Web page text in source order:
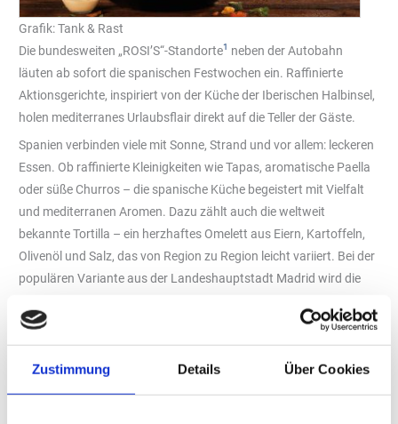
Zustimmung Details Über Cookies
Grafik: Tank & Rast
Die bundesweiten „ROSI’S“-Standorte1 neben der Autobahn
läuten ab sofort die spanischen Festwochen ein. Raffinierte
Aktionsgerichte, inspiriert von der Küche der Iberischen Halbinsel,
holen mediterranes Urlaubsflair direkt auf die Teller der Gäste.
Spanien verbinden viele mit Sonne, Strand und vor allem: leckeren
Essen. Ob raffinierte Kleinigkeiten wie Tapas, aromatische Paella
oder süße Churros – die spanische Küche begeistert mit Vielfalt
und mediterranen Aromen. Dazu zählt auch die weltweit
bekannte Tortilla – ein herzhaftes Omelett aus Eiern, Kartoffeln,
Olivenöl und Salz, das von Region zu Region leicht variiert. Bei der
populären Variante aus der Landeshauptstadt Madrid wird die
reichlich Knoblauch nicht fehlen darf.
um das leckere spanische Nationalgericht zu genießen. Denn
„Tank & Rast“ holt die Tortilla in einer Pfannen-Variante ab sofort